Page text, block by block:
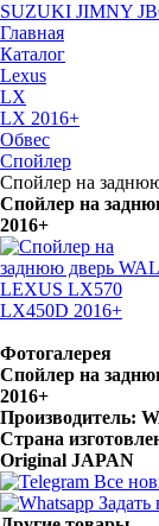
SUZUKI JIMNY
Главная
Каталог
Lexus
LX
LX 2016+
Обвес
Спойлер
Спойлер на
Спойлер на
2016+
Фотогалерея
Спойлер на
2016+
Производитель:
Страна
Original JAPAN
Все
Задать